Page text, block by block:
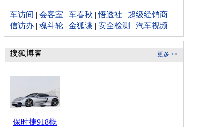
车访间 |会客室 |车春秋 |悟透社 | 超级经销商
信访办 |魂斗轮 |金狐谍 |安全检测 |汽车视频
更多 >>
保时捷918概